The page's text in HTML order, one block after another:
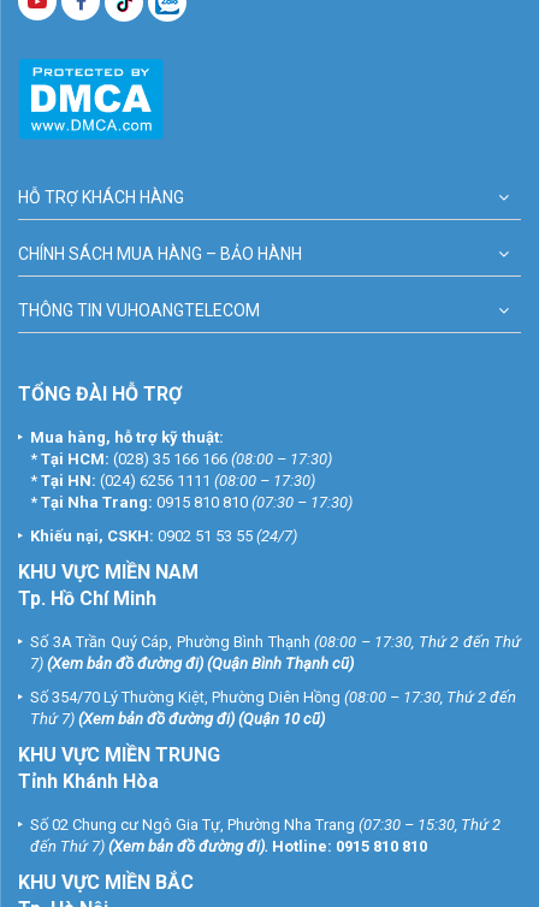
HỖ TRỢ KHÁCH HÀNG
CHÍNH SÁCH MUA HÀNG – BẢO HÀNH
THÔNG TIN VUHOANGTELECOM
TỔNG ĐÀI HỖ TRỢ
Mua hàng, hỗ trợ kỹ thuật:
* Tại HCM: (028) 35 166 166 (08:00 – 17:30)
* Tại HN: (024) 6256 1111 (08:00 – 17:30)
* Tại Nha Trang: 0915 810 810 (07:30 – 17:30)
Khiếu nại, CSKH: 0902 51 53 55 (24/7)
KHU VỰC MIỀN NAM
Tp. Hồ Chí Minh
Số 3A Trần Quý Cáp, Phường Bình Thạnh (08:00 – 17:30, Thứ 2 đến Thứ
7) (Xem bản đồ đường đi) (Quận Bình Thạnh cũ)
Số 354/70 Lý Thường Kiệt, Phường Diên Hồng (08:00 – 17:30, Thứ 2 đến
Thứ 7) (Xem bản đồ đường đi) (Quận 10 cũ)
KHU VỰC MIỀN TRUNG
Tỉnh Khánh Hòa
Số 02 Chung cư Ngô Gia Tự, Phường Nha Trang (07:30 – 15:30, Thứ 2
đến Thứ 7) (Xem bản đồ đường đi). Hotline: 0915 810 810
KHU VỰC MIỀN BẮC